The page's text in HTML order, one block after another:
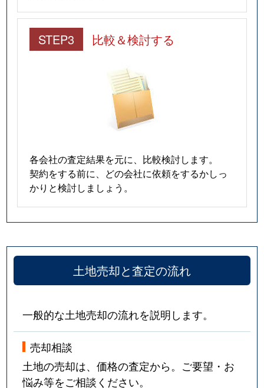
STEP3 比較＆検討する
各会社の査定結果を元に、比較検討します。
契約をする前に、どの会社に依頼をするかしっ
かりと検討しましょう。
土地売却と査定の流れ
一般的な土地売却の流れを説明します。
売却相談
土地の売却は、価格の査定から。ご要望・お
悩み等をご相談ください。